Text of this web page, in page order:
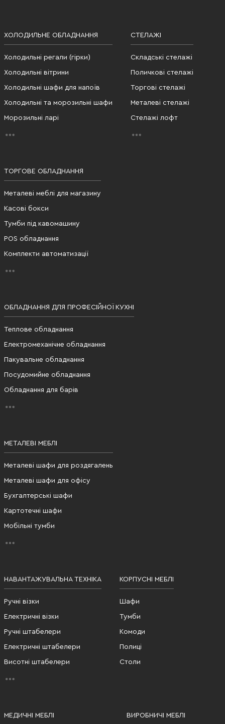
ХОЛОДИЛЬНЕ ОБЛАДНАННЯ
Холодильні регали (гірки)
Холодильні вітрини
Холодильні шафи для напоїв
Холодильні та морозильні шафи
Морозильні ларі
СТЕЛАЖІ
Складські стелажі
Поличкові стелажі
Торгові стелажі
Металеві стелажі
Стелажі лофт
ТОРГОВЕ ОБЛАДНАННЯ
Металеві меблі для магазину
Касові бокси
Тумби під кавомашину
POS обладнання
Комплекти автоматизації
ОБЛАДНАННЯ ДЛЯ ПРОФЕСІЙНОЇ КУХНІ
Теплове обладнання
Електромеханічне обладнання
Пакувальне обладнання
Посудомийне обладнання
Обладнання для барів
МЕТАЛЕВІ МЕБЛІ
Металеві шафи для роздягалень
Металеві шафи для офісу
Бухгалтерські шафи
Картотечні шафи
Мобільні тумби
НАВАНТАЖУВАЛЬНА ТЕХНІКА
Ручні візки
Електричні візки
Ручні штабелери
Електричні штабелери
Висотні штабелери
КОРПУСНІ МЕБЛІ
Шафи
Тумби
Комоди
Полиці
Столи
МЕДИЧНІ МЕБЛІ ВИРОБНИЧІ МЕБЛІ